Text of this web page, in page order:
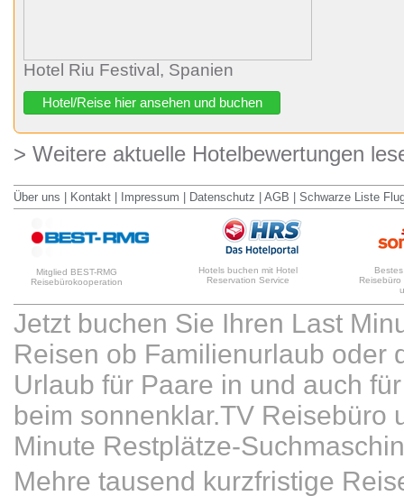
Hotel Riu Festival, Spanien
Hotel/Reise hier ansehen und buchen
> Weitere aktuelle Hotelbewertungen
Über uns Kontakt Impressum Datenschutz AGB Schwarze Liste
Mitglied BEST-RMG
Reisebürokooperation
Hotels buchen mit Hotel
Reservation Service
Jetzt buchen Sie Ihren Last
Reisen ob Familienurlaub oder
Urlaub für Paare in und auch
beim sonnenklar.TV Reisebüro
Minute Restplätze-
Mehre tausend kurzfristige